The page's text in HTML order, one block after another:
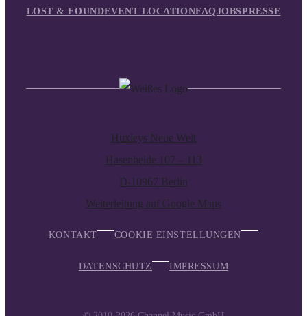
LOST & FOUNDEVENT LOCATIONFAQJOBSPRESSE
Huxleys Neue Welt
Hasenheide 107 – 113
D-10967 Berlin
Weiterleitung auf Google Maps
KONTAKT COOKIE EINSTELLUNGEN
DATENSCHUTZ IMPRESSUM